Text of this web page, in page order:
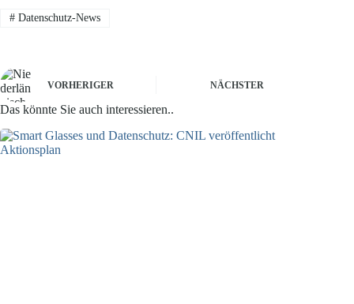
#Datenschutz-News
VORHERIGER NÄCHSTER
Das könnte Sie auch interessieren..